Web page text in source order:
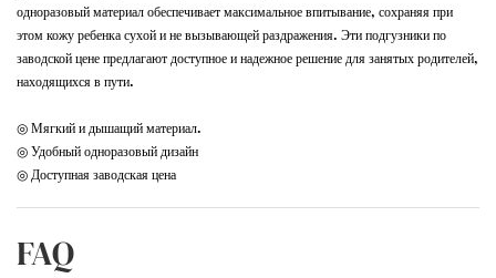
одноразовый материал обеспечивает максимальное впитывание, сохраняя при
этом кожу ребенка сухой и не вызывающей раздражения. Эти подгузники по
заводской цене предлагают доступное и надежное решение для занятых родителей,
находящихся в пути.
◎ Мягкий и дышащий материал.
◎ Удобный одноразовый дизайн
◎ Доступная заводская цена
FAQ